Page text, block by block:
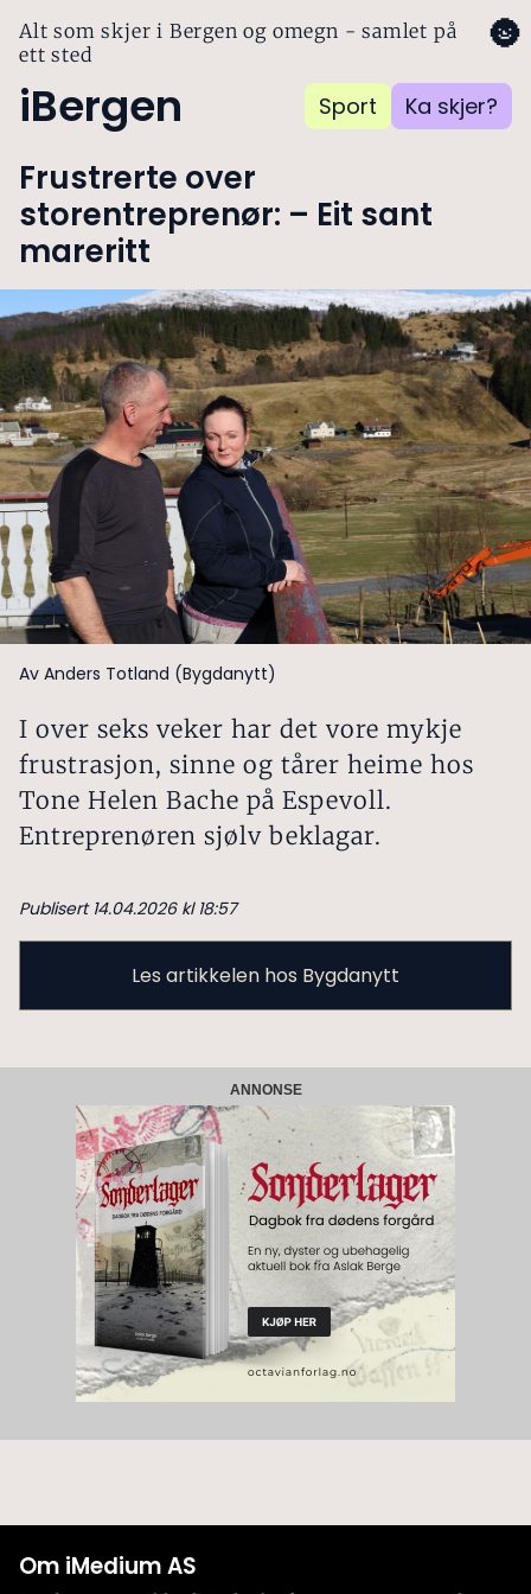
Alt som skjer i Bergen og omegn - samlet på
ett sted
iBergen Sport Ka skjer?
🌚
Frustrerte over
storentreprenør: – Eit sant
mareritt
Av Anders Totland (Bygdanytt)
I over seks veker har det vore mykje
frustrasjon, sinne og tårer heime hos
Tone Helen Bache på Espevoll.
Entreprenøren sjølv beklagar.
Publisert 14.04.2026 kl 18:57
Les artikkelen hos Bygdanytt
ANNONSE
Om iMedium AS